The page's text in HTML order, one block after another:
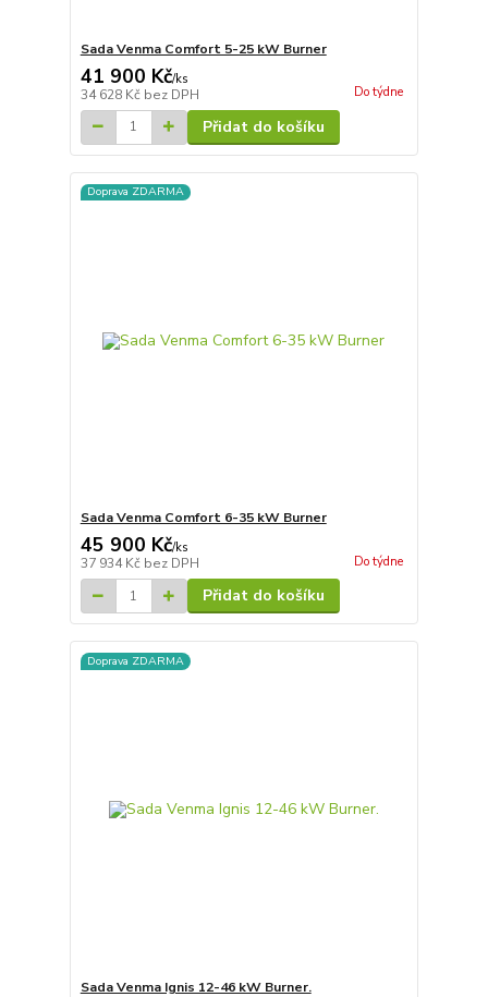
Sada Venma Comfort 5-25 kW Burner
41 900 Kč/ks
34 628 Kč bez DPH Do týdne
Přidat do košíku
Doprava ZDARMA
Sada Venma Comfort 6-35 kW Burner
45 900 Kč/ks
37 934 Kč bez DPH Do týdne
Přidat do košíku
Doprava ZDARMA
Sada Venma Ignis 12-46 kW Burner.